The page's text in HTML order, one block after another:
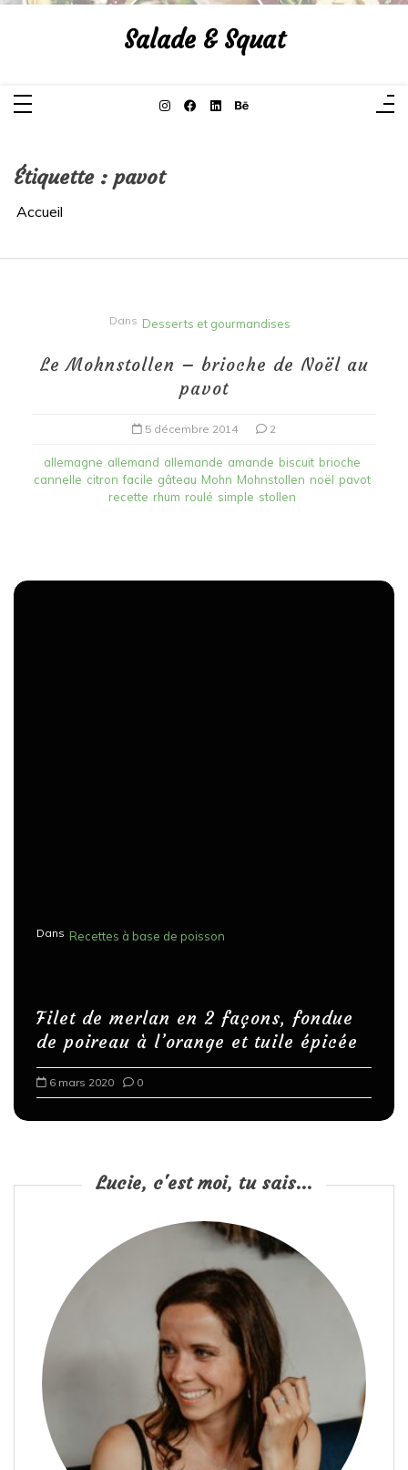
Aller
Salade & Squat
Étiquette : pavot
Accueil
Dans Desserts et gourmandises
Le Mohnstollen – brioche de Noël au
pavot
5 décembre 2014 2
allemagne allemand allemande amande biscuit brioche
cannelle citron facile gâteau Mohn Mohnstollen noël pavot
recette rhum roulé simple stollen
Dans Recettes à base de poisson
Filet de merlan en 2 façons, fondue
de poireau à l’orange et tuile épicée
6 mars 2020 0
Lucie, c'est moi, tu sais...